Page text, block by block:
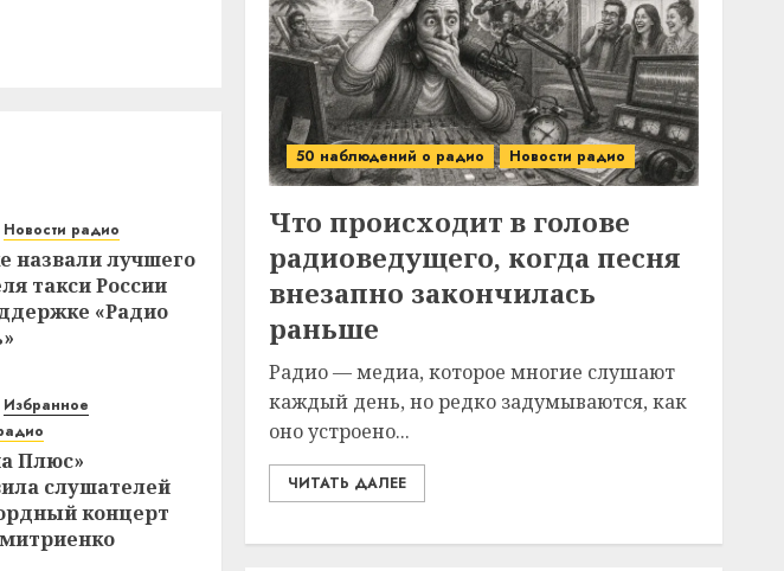
Новости радио
назвали лучшего
такси России
«Радио
Избранное
Плюс»
слушателей
концерт
50 наблюдений о радио Новости радио
Что происходит в голове
радиоведущего, когда песня
внезапно закончилась
раньше
Радио — медиа, которое многие слушают
каждый день, но редко задумываются, как
оно устроено...
ЧИТАТЬ ДАЛЕЕ